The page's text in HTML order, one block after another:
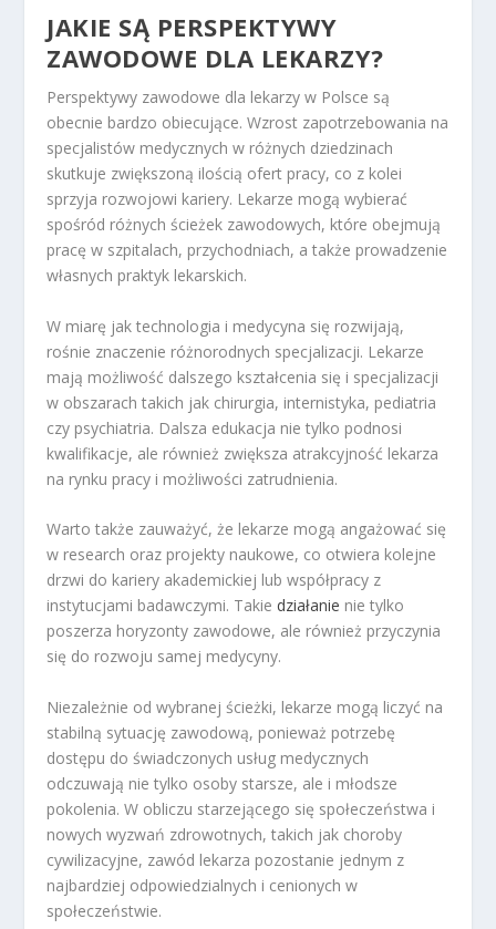
JAKIE SĄ PERSPEKTYWY
ZAWODOWE DLA LEKARZY?
Perspektywy zawodowe dla lekarzy w Polsce są
obecnie bardzo obiecujące. Wzrost zapotrzebowania na
specjalistów medycznych w różnych dziedzinach
skutkuje zwiększoną ilością ofert pracy, co z kolei
sprzyja rozwojowi kariery. Lekarze mogą wybierać
spośród różnych ścieżek zawodowych, które obejmują
pracę w szpitalach, przychodniach, a także prowadzenie
własnych praktyk lekarskich.
W miarę jak technologia i medycyna się rozwijają,
rośnie znaczenie różnorodnych specjalizacji. Lekarze
mają możliwość dalszego kształcenia się i specjalizacji
w obszarach takich jak chirurgia, internistyka, pediatria
czy psychiatria. Dalsza edukacja nie tylko podnosi
kwalifikacje, ale również zwiększa atrakcyjność lekarza
na rynku pracy i możliwości zatrudnienia.
Warto także zauważyć, że lekarze mogą angażować się
w research oraz projekty naukowe, co otwiera kolejne
drzwi do kariery akademickiej lub współpracy z
instytucjami badawczymi. Takie działanie nie tylko
poszerza horyzonty zawodowe, ale również przyczynia
się do rozwoju samej medycyny.
Niezależnie od wybranej ścieżki, lekarze mogą liczyć na
stabilną sytuację zawodową, ponieważ potrzebę
dostępu do świadczonych usług medycznych
odczuwają nie tylko osoby starsze, ale i młodsze
pokolenia. W obliczu starzejącego się społeczeństwa i
nowych wyzwań zdrowotnych, takich jak choroby
cywilizacyjne, zawód lekarza pozostanie jednym z
najbardziej odpowiedzialnych i cenionych w
społeczeństwie.